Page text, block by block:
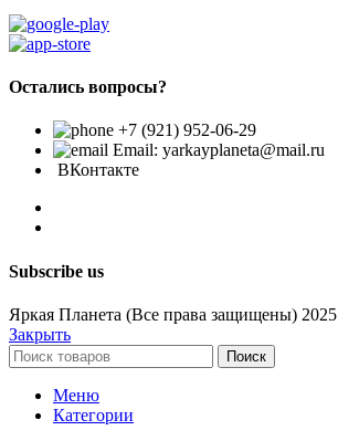
Остались вопросы?
+7 (921) 952-06-29
Email: yarkayplaneta@mail.ru
ВКонтакте
Subscribe us
Яркая Планета (Все права защищены) 2025
Закрыть
Поиск
Меню
Категории